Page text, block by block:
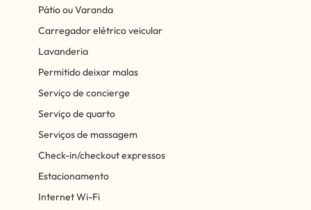
Pátio ou Varanda
Carregador elétrico veicular
Lavanderia
Permitido deixar malas
Serviço de concierge
Serviço de quarto
Serviços de massagem
Check-in/checkout expressos
Estacionamento
Internet Wi-Fi